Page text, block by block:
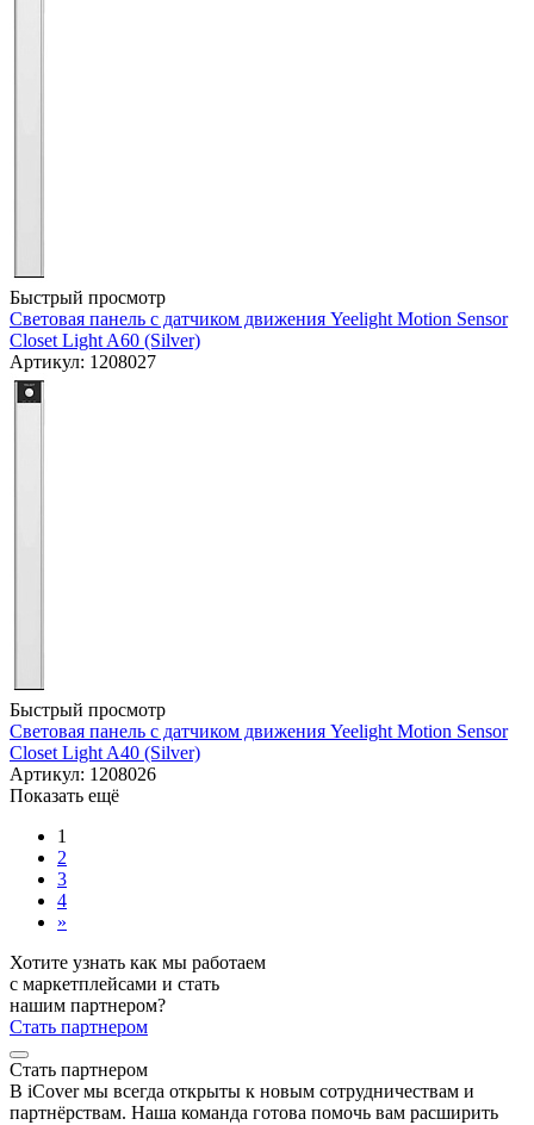
Быстрый просмотр
Световая панель с датчиком движения Yeelight Motion Sensor
Closet Light A60 (Silver)
Артикул: 1208027
Быстрый просмотр
Световая панель с датчиком движения Yeelight Motion Sensor
Closet Light A40 (Silver)
Артикул: 1208026
Показать ещё
1
2
3
4
»
Хотите узнать как мы работаем
с маркетплейсами и стать
нашим партнером?
Стать партнером
Стать партнером
В iCover мы всегда открыты к новым сотрудничествам и
партнёрствам. Наша команда готова помочь вам расширить